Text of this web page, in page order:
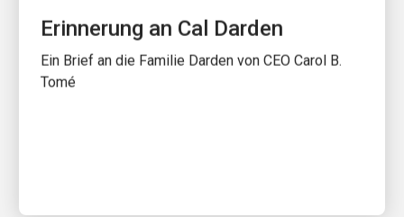
Erinnerung an Cal Darden
Ein Brief an die Familie Darden von CEO Carol B.
Tomé